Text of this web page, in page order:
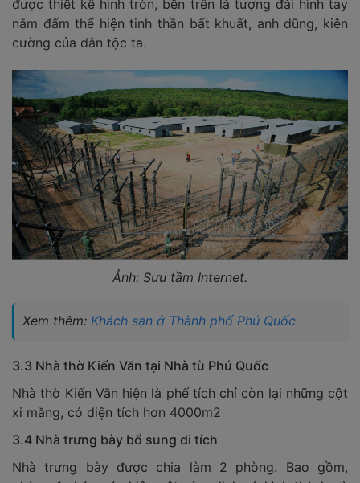
được thiết kế hình tròn, bên trên là tượng đài hình tay
nắm đấm thể hiện tinh thần bất khuất, anh dũng, kiên
cường của dân tộc ta.
Ảnh: Sưu tầm Internet.
Xem thêm: Khách sạn ở Thành phố Phú Quốc
3.3 Nhà thờ Kiến Văn tại Nhà tù Phú Quốc
Nhà thờ Kiến Văn hiện là phế tích chỉ còn lại những cột
xi măng, có diện tích hơn 4000m2
3.4 Nhà trưng bày bổ sung di tích
Nhà trưng bày được chia làm 2 phòng. Bao gồm,